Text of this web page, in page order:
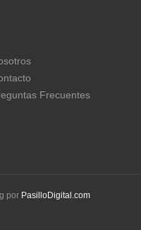
Frecuentes
por PasilloDigital.com